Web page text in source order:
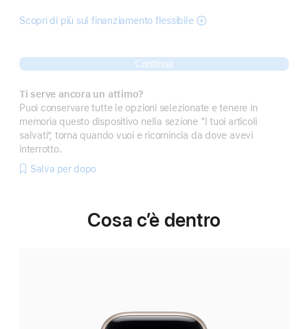
Scopri di più sul finanziamento flessibile
Continua
Ti serve ancora un attimo?
Puoi conservare tutte le opzioni selezionate e tenere in
memoria questo dispositivo nella sezione “I tuoi articoli
salvati”, torna quando vuoi e ricomincia da dove avevi
interrotto.
Salva per dopo
Cosa c’è dentro